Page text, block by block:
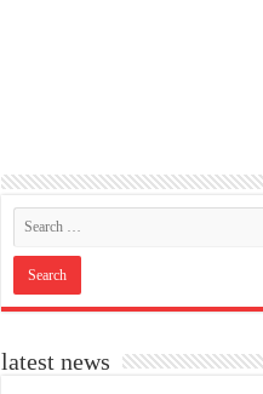
latest news